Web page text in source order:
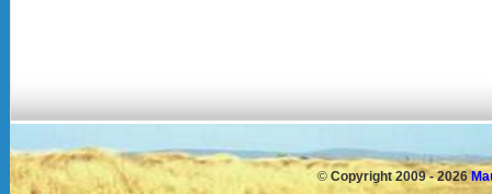
© Copyright 2009 - 2026